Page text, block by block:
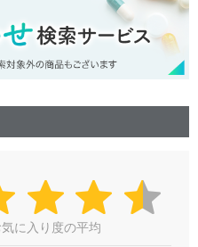
気に入り度の平均